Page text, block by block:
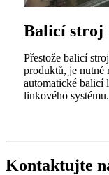
Balicí
Přestože balicí
produktů, je nutné
automatické balicí
linkového systému.
Kontaktujte